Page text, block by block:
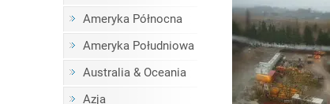
Ameryka Północna
Ameryka Południowa
Australia & Oceania
Azja